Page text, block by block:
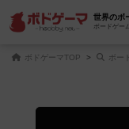
世界のボ
ボードゲー
ボドゲーマTOP ボー